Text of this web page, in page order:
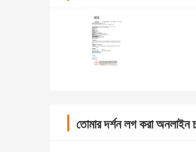
তোমার দর্শন লগ করা অনলাইন